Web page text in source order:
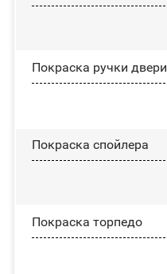
Покраска ручки двери
Покраска спойлера
Покраска торпедо